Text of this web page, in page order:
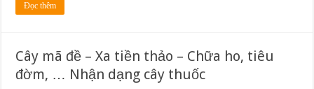
Đọc thêm
Cây mã đề – Xa tiền thảo – Chữa ho, tiêu
đờm, … Nhận dạng cây thuốc